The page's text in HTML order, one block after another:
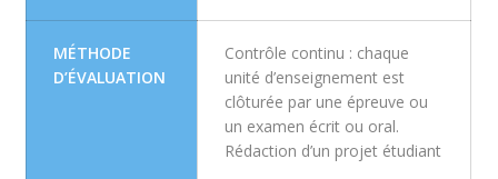
MÉTHODE
D’ÉVALUATION
Contrôle continu : chaque
unité d’enseignement est
clôturée par une épreuve ou
un examen écrit ou oral.
Rédaction d’un projet étudiant